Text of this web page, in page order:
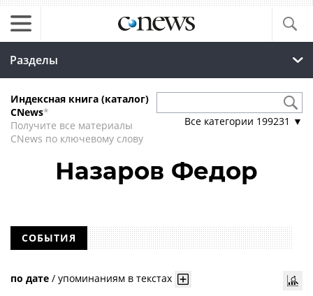
Разделы
Индексная книга (каталог)
CNews*
Получите все материалы
CNews по ключевому слову
Все категории 199231 ▼
Назаров Федор
СОБЫТИЯ
по дате / упоминаниям в текстах